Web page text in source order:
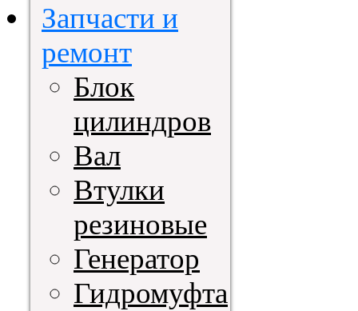
Запчасти и
ремонт
Блок
цилиндров
Вал
Втулки
резиновые
Генератор
Гидромуфта